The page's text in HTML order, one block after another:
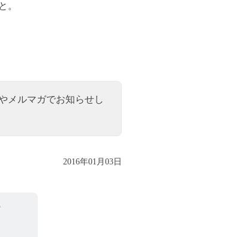
。
メルマガでお知らせし
2016年01月03日